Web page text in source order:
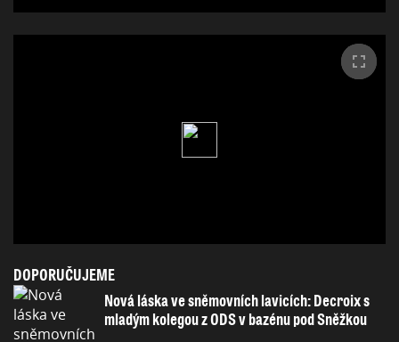
DOPORUČUJEME
Nová láska ve sněmovních lavicích: Decroix s
mladým kolegou z ODS v bazénu pod Sněžkou